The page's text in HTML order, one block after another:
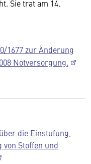
Sie trat am 14.
1677 zur Änderung
Notversorgung.
die Einstufung,
von Stoffen und